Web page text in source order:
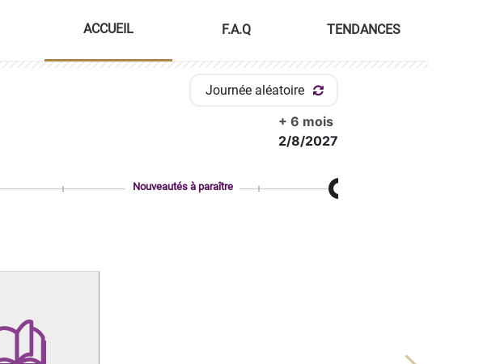
ACCUEIL F.A.Q TENDANCES
Journée aléatoire
+ 6 mois
2/8/2027
Nouveautés à paraître